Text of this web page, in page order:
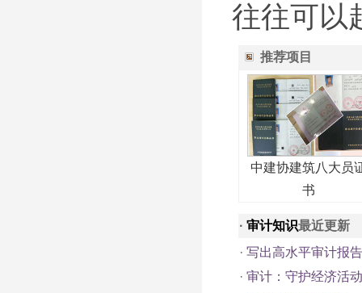
往往可以
推荐项目
中建协建筑八大员
书
· 审计知识最近更新
· 写出高水平审计报
· 审计：守护经济活